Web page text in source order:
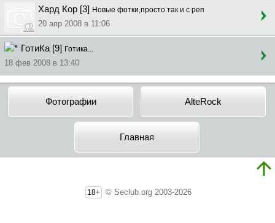
Хард Кор [3] Новые фотки,просто так и с реп
20 апр 2008 в 11:06
ГотиКа [9] Готика...
18 фев 2008 в 13:40
Фотографии AlteRock
Главная
18+ © Seclub.org 2003-2026